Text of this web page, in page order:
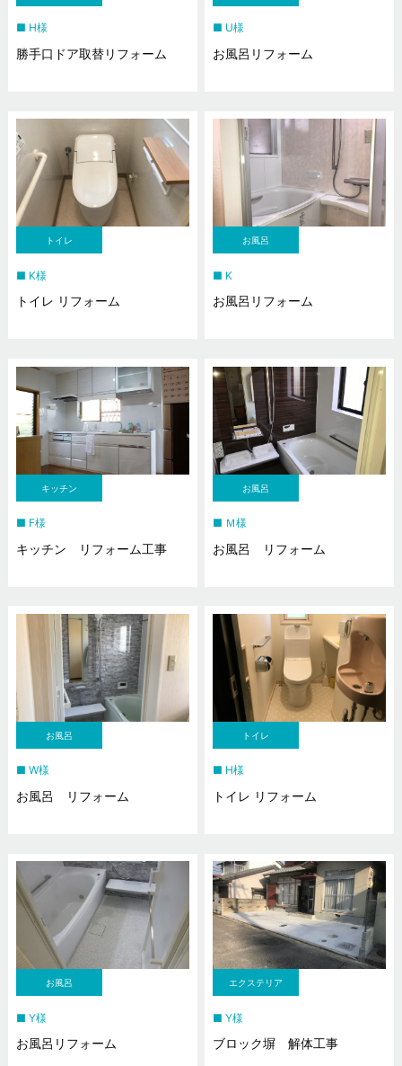
H様
勝手口ドア取替リフォーム
U様
お風呂リフォーム
トイレ
K様
トイレ リフォーム
お風呂
K
お風呂リフォーム
キッチン
F様
キッチン リフォーム工事
お風呂
Ｍ様
お風呂 リフォーム
お風呂
W様
お風呂 リフォーム
トイレ
H様
トイレ リフォーム
お風呂
Y様
お風呂リフォーム
エクステリア
Y様
ブロック塀 解体工事